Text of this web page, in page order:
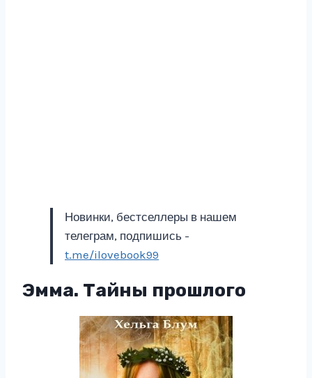
Новинки, бестселлеры в нашем
телеграм, подпишись -
t.me/ilovebook99
Эмма. Тайны прошлого